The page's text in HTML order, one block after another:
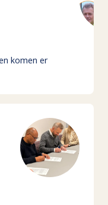
komen er